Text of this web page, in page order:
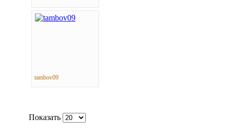
tambov09
Показать